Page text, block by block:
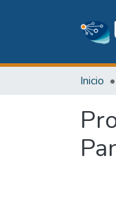
Inicio